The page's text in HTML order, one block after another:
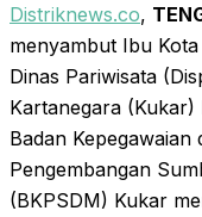
Distriknews.co,
menyambut Ibu
Dinas Pariwisata
Kartanegara (Kukar)
Badan Kepegawaian
Pengembangan
(BKPSDM) Kukar